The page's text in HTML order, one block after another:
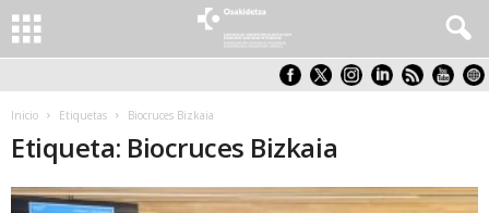
Inicio Etiquetas Biocruces Bizkaia
Etiqueta: Biocruces Bizkaia